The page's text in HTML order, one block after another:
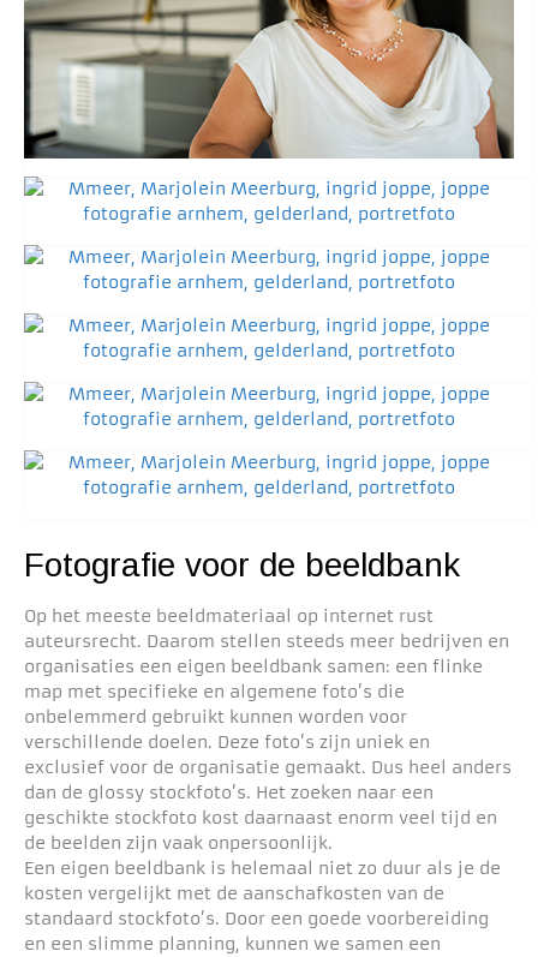
Fotografie voor de beeldbank
Op het meeste beeldmateriaal op internet rust
auteursrecht. Daarom stellen steeds meer bedrijven en
organisaties een eigen beeldbank samen: een flinke
map met specifieke en algemene foto’s die
onbelemmerd gebruikt kunnen worden voor
verschillende doelen. Deze foto’s zijn uniek en
exclusief voor de organisatie gemaakt. Dus heel anders
dan de glossy stockfoto’s. Het zoeken naar een
geschikte stockfoto kost daarnaast enorm veel tijd en
de beelden zijn vaak onpersoonlijk.
Een eigen beeldbank is helemaal niet zo duur als je de
kosten vergelijkt met de aanschafkosten van de
standaard stockfoto’s. Door een goede voorbereiding
en een slimme planning, kunnen we samen een